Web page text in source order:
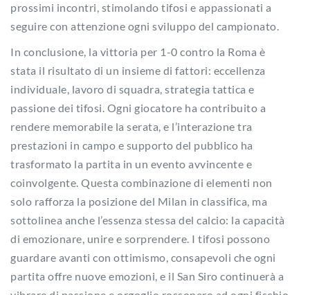
prossimi incontri, stimolando tifosi e appassionati a
seguire con attenzione ogni sviluppo del campionato.
In conclusione, la vittoria per 1-0 contro la Roma è
stata il risultato di un insieme di fattori: eccellenza
individuale, lavoro di squadra, strategia tattica e
passione dei tifosi. Ogni giocatore ha contribuito a
rendere memorabile la serata, e l’interazione tra
prestazioni in campo e supporto del pubblico ha
trasformato la partita in un evento avvincente e
coinvolgente. Questa combinazione di elementi non
solo rafforza la posizione del Milan in classifica, ma
sottolinea anche l’essenza stessa del calcio: la capacità
di emozionare, unire e sorprendere. I tifosi possono
guardare avanti con ottimismo, consapevoli che ogni
partita offre nuove emozioni, e il San Siro continuerà a